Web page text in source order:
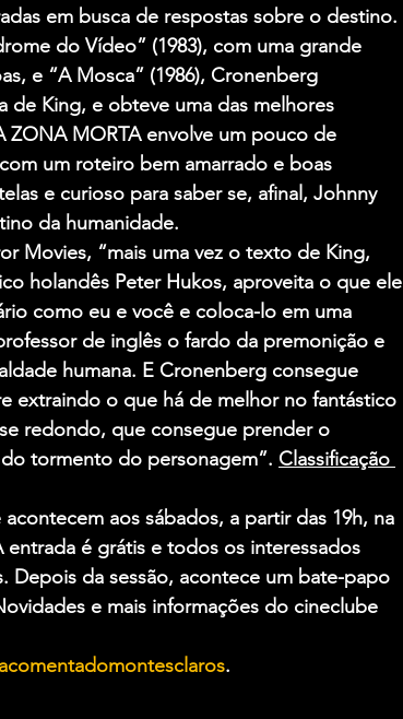
em busca de respostas sobre o destino.
do Vídeo” (1983), com uma grande
e “A Mosca” (1986), Cronenberg
de King, e obteve uma das melhores
ZONA MORTA envolve um pouco de
um roteiro bem amarrado e boas
e curioso para saber se, afinal, Johnny
da humanidade.
Movies, “mais uma vez o texto de King,
holandês Peter Hukos, aproveita o que ele
como eu e você e coloca-lo em uma
de inglês o fardo da premonição e
humana. E Cronenberg consegue
extraindo o que há de melhor no fantástico
redondo, que consegue prender o
tormento do personagem”. Classificação
aos sábados, a partir das 19h, na
é grátis e todos os interessados
Depois da sessão, acontece um bate-papo
e mais informações do cineclube
.